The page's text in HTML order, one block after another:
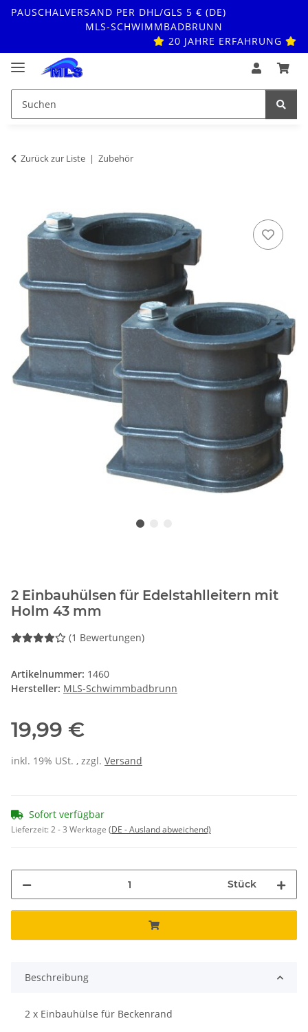
PAUSCHALVERSAND PER DHL/GLS 5 € (DE)
MLS-SCHWIMMBADBRUNN
20 JAHRE ERFAHRUNG
Zurück zur Liste Zubehör
2 Einbauhülsen für Edelstahlleitern mit
Holm 43 mm
(1 Bewertungen)
Artikelnummer: 1460
Hersteller: MLS-Schwimmbadbrunn
19,99 €
inkl. 19% USt. , zzgl. Versand
Sofort verfügbar
Lieferzeit:2 - 3 Werktage (DE - Ausland abweichend)
Stück
Beschreibung
2 x Einbauhülse für Beckenrand